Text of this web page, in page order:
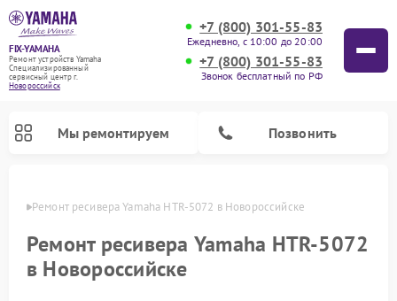
FIX-YAMAHA
Ремонт устройств Yamaha
Специализированный
cервисный центр г.
Новороссийск
+7 (800) 301-55-83
Ежедневно, с 10:00 до 20:00
+7 (800) 301-55-83
Звонок бесплатный по РФ
Мы ремонтируем Позвонить
Ремонт ресивера Yamaha HTR-5072 в Новороссийске
Ремонт ресивера Yamaha HTR-5072
в Новороссийске